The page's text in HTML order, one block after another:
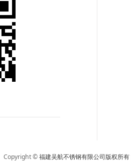
Copyright ©福建吴航不锈钢有限公司版权所有